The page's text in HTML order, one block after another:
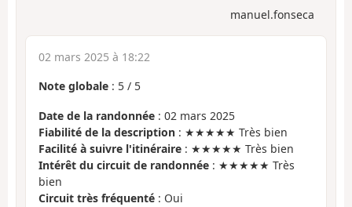
manuel.fonseca
02 mars 2025 à 18:22
Note globale : 5 / 5
Date de la randonnée : 02 mars 2025
Fiabilité de la description : ★★★★★ Très bien
Facilité à suivre l'itinéraire : ★★★★★ Très bien
Intérêt du circuit de randonnée : ★★★★★ Très
bien
Circuit très fréquenté : Oui